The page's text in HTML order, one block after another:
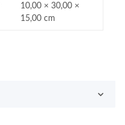
10,00 × 30,00 ×
15,00 cm